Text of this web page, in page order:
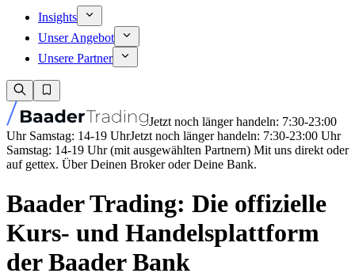
Insights
Unser Angebot
Unsere Partner
Jetzt noch länger handeln: 7:30-23:00
Uhr Samstag: 14-19 UhrJetzt noch länger handeln: 7:30-23:00 Uhr
Samstag: 14-19 Uhr (mit ausgewählten Partnern) Mit uns direkt oder
auf gettex. Über Deinen Broker oder Deine Bank.
Baader Trading: Die offizielle
Kurs- und Handelsplattform
der Baader Bank